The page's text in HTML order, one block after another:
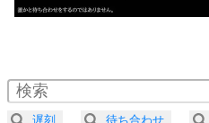
気楽に生きる30の
4 器の大きい人
2.0倍速 （281KB 1分11
2.5倍速 （225KB 57秒）
遅刻 待ち合わせ